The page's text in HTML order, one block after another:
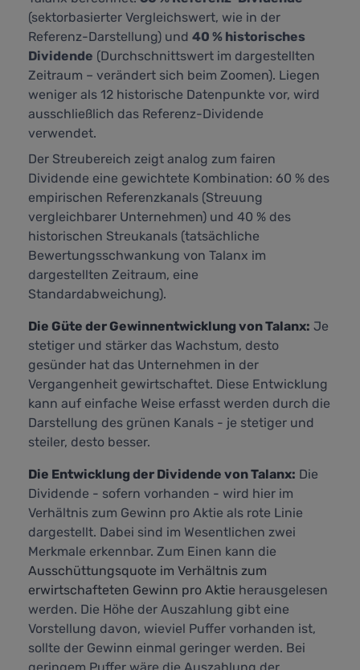
(sektorbasierter Vergleichswert, wie in der
Referenz-Darstellung) und 40 % historisches
Dividende (Durchschnittswert im dargestellten
Zeitraum – verändert sich beim Zoomen). Liegen
weniger als 12 historische Datenpunkte vor, wird
ausschließlich das Referenz-Dividende
verwendet.
Der Streubereich zeigt analog zum fairen
Dividende eine gewichtete Kombination: 60 % des
empirischen Referenzkanals (Streuung
vergleichbarer Unternehmen) und 40 % des
historischen Streukanals (tatsächliche
Bewertungsschwankung von Talanx im
dargestellten Zeitraum, eine
Standardabweichung).
Die Güte der Gewinnentwicklung von Talanx: Je
stetiger und stärker das Wachstum, desto
gesünder hat das Unternehmen in der
Vergangenheit gewirtschaftet. Diese Entwicklung
kann auf einfache Weise erfasst werden durch die
Darstellung des grünen Kanals - je stetiger und
steiler, desto besser.
Die Entwicklung der Dividende von Talanx: Die
Dividende - sofern vorhanden - wird hier im
Verhältnis zum Gewinn pro Aktie als rote Linie
dargestellt. Dabei sind im Wesentlichen zwei
Merkmale erkennbar. Zum Einen kann die
Ausschüttungsquote im Verhältnis zum
erwirtschafteten Gewinn pro Aktie herausgelesen
werden. Die Höhe der Auszahlung gibt eine
Vorstellung davon, wieviel Puffer vorhanden ist,
sollte der Gewinn einmal geringer werden. Bei